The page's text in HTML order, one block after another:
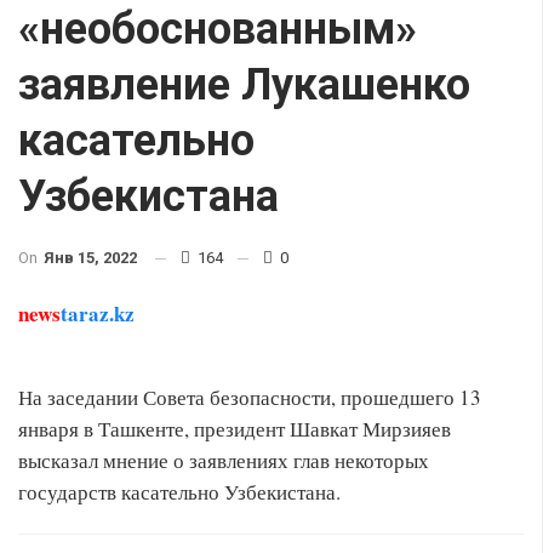
«необоснованным»
заявление Лукашенко
касательно
Узбекистана
On Янв 15, 2022 164 0
newstaraz.kz
На заседании Совета безопасности, прошедшего 13
января в Ташкенте, президент Шавкат Мирзияев
высказал мнение о заявлениях глав некоторых
государств касательно Узбекистана.